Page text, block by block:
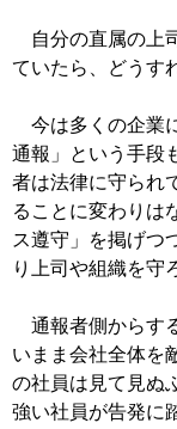
自分の直属の上
ていたら、どうす
今は多くの企業
通報」という手段
者は法律に守られ
ることに変わりは
ス遵守」を掲げつ
り上司や組織を守
通報者側からす
いまま会社全体を
の社員は見て見ぬ
強い社員が告発に